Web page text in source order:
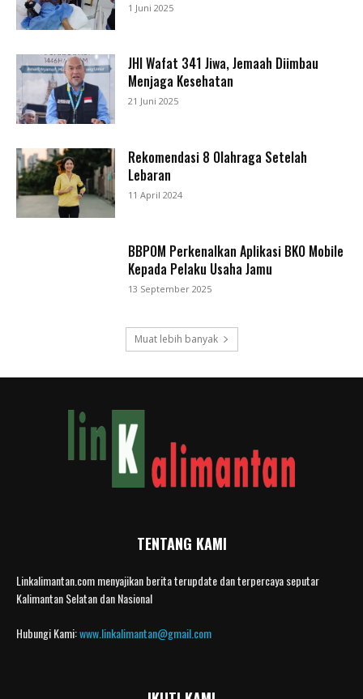
1 Juni 2025
JHI Wafat 341 Jiwa, Jemaah Diimbau
Menjaga Kesehatan
21 Juni 2025
Rekomendasi 8 Olahraga Setelah
Lebaran
11 April 2024
BBPOM Perkenalkan Aplikasi BKO Mobile
Kepada Pelaku Usaha Jamu
13 September 2025
Muat lebih banyak
TENTANG KAMI
Linkalimantan.com menyajikan berita terupdate dan terpercaya seputar
Kalimantan Selatan dan Nasional
Hubungi Kami:www.linkalimantan@gmail.com